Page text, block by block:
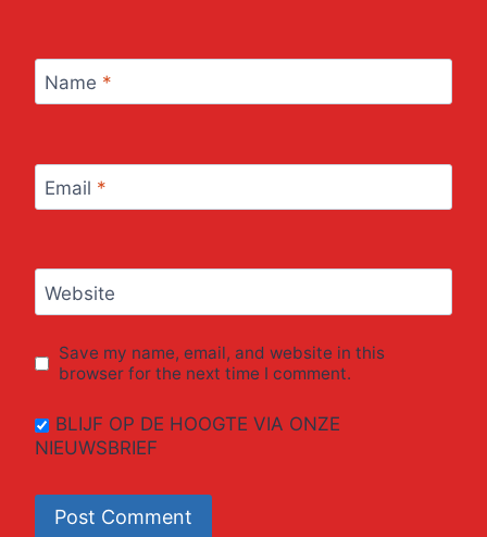
Name *
Email *
Website
Save my name, email, and website in this
browser for the next time I comment.
BLIJF OP DE HOOGTE VIA ONZE
NIEUWSBRIEF